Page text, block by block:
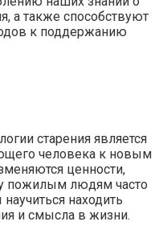
а также способствуют
к поддержанию
старения является
человека к новым
ценности,
пожилым людям часто
находить
и смысла в жизни.